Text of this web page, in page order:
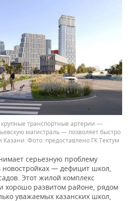
транспортные артерии —
магистраль — позволяет быстро
Казани.
предоставлено ГК Тектум
серьезную проблему
новостройках — дефицит школ,
Этот жилой комплекс
хорошо развитом районе, рядом
уважаемых казанских школ,